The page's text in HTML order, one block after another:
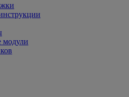
модули